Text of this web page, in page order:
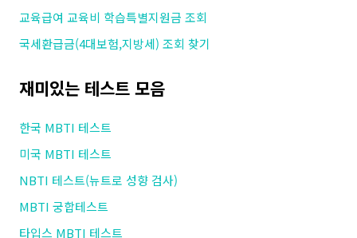
교육급여 교육비 학습특별지원금 조회
국세환급금(4대보험,지방세) 조회 찾기
재미있는 테스트 모음
한국 MBTI 테스트
미국 MBTI 테스트
NBTI 테스트(뉴트로 성향 검사)
MBTI 궁합테스트
타입스 MBTI 테스트